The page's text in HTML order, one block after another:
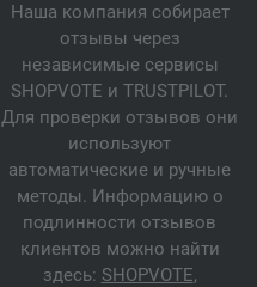
Наша компания собирает
отзывы через
независимые сервисы
SHOPVOTE и TRUSTPILOT.
Для проверки отзывов они
используют
автоматические и ручные
методы. Информацию о
подлинности отзывов
клиентов можно найти
здесь: SHOPVOTE,